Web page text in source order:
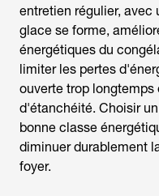
entretien régulier, avec
glace se forme,
énergétiques du
limiter les pertes
ouverte trop
d'étanchéité. Choisir
bonne classe
diminuer durablement
foyer.